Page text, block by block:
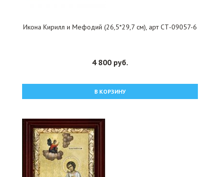
Икона Кирилл и Мефодий (26,5*29,7 см), арт СТ-09057-6
4 800 руб.
В КОРЗИНУ